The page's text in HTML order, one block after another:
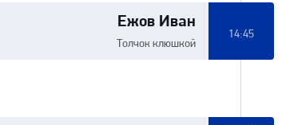
Ежов Иван
Толчок клюшкой
14:45